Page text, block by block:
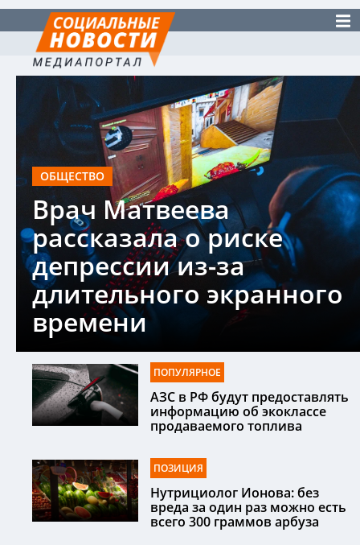
ОБЩЕСТВО
Врач Матвеева
рассказала о риске
депрессии из-за
длительного экранного
времени
ПОПУЛЯРНОЕ
АЗС в РФ будут предоставлять
информацию об экоклассе
продаваемого топлива
ПОЗИЦИЯ
Нутрициолог Ионова: без
вреда за один раз можно есть
всего 300 граммов арбуза